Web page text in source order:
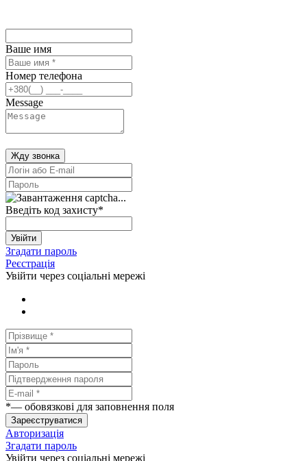
Ваше имя
Номер телефона
Message
Жду звонка
Введіть код захисту*
Увійти
Згадати пароль
Реєстрація
Увійти через соціальні мережі
*— обовязкові для заповнення поля
Зареєструватися
Авторизація
Згадати пароль
Увійти через соціальні мережі